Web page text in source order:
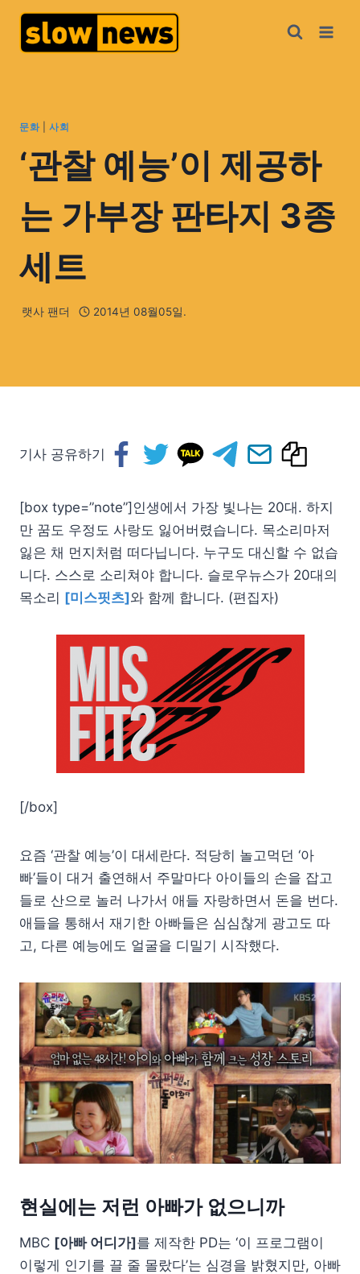
문화| 사회
‘관찰 예능’이 제공하
는 가부장 판타지 3종
세트
랫사 팬더 2014년 08월05일.
기사 공유하기
[box type=”note”]인생에서 가장 빛나는 20대. 하지
만 꿈도 우정도 사랑도 잃어버렸습니다. 목소리마저
잃은 채 먼지처럼 떠다닙니다. 누구도 대신할 수 없습
니다. 스스로 소리쳐야 합니다. 슬로우뉴스가 20대의
목소리 [미스핏츠]와 함께 합니다. (편집자)
[/box]
요즘 ‘관찰 예능’이 대세란다. 적당히 놀고먹던 ‘아
빠’들이 대거 출연해서 주말마다 아이들의 손을 잡고
들로 산으로 놀러 나가서 애들 자랑하면서 돈을 번다.
애들을 통해서 재기한 아빠들은 심심찮게 광고도 따
고, 다른 예능에도 얼굴을 디밀기 시작했다.
현실에는 저런 아빠가 없으니까
MBC [아빠 어디가]를 제작한 PD는 ‘이 프로그램이
이렇게 인기를 끌 줄 몰랐다’는 심경을 밝혔지만, 아빠